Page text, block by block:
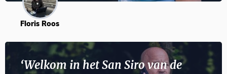
Floris Roos
‘Welkom in het San Siro van de